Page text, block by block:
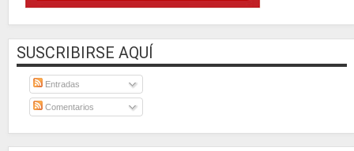
SUSCRIBIRSE AQUÍ
Entradas
Comentarios